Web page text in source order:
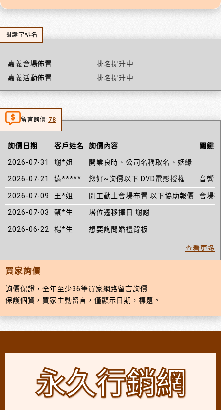
關鍵字排名
嘉義會場佈置
排名提升中
嘉義活動佈置
排名提升中
留言詢價: 78
詢價日期 客戶姓名 詢價內容 關鍵字
2026-07-31 謝*姐 開業良時、公司名稱取名、姻緣
2026-07-21 遠***** 您好~詢價以下 DVD電影授權 音響
2026-07-09 王*姐 開工動土會場布置 以下協助報價 會場
2026-07-03 蔡*生 塔位遷移擇日 謝謝
2026-06-22 楊*生 想要詢問婚禮背板
查看更多
買家詢價
詢價保證，全年至少36筆買家網路留言詢價
保護個資，買家主動留言，僅顯示日期，標題。
永久行銷網